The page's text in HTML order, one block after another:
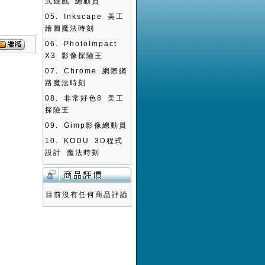
05.
Inkscape 美工
繪圖魔法時刻
06.
PhotoImpact
X3 影像探險王
07. Chrome 網際網
路魔法時刻
08. 非常好色8 美工
探險王
09. Gimp影像總動員
10.
KODU 3D程式
設計 魔法時刻
目前沒有任何商品評論